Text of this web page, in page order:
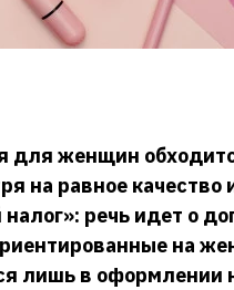
для женщин
на равное качество
речь идет о
на
лишь в оформлении